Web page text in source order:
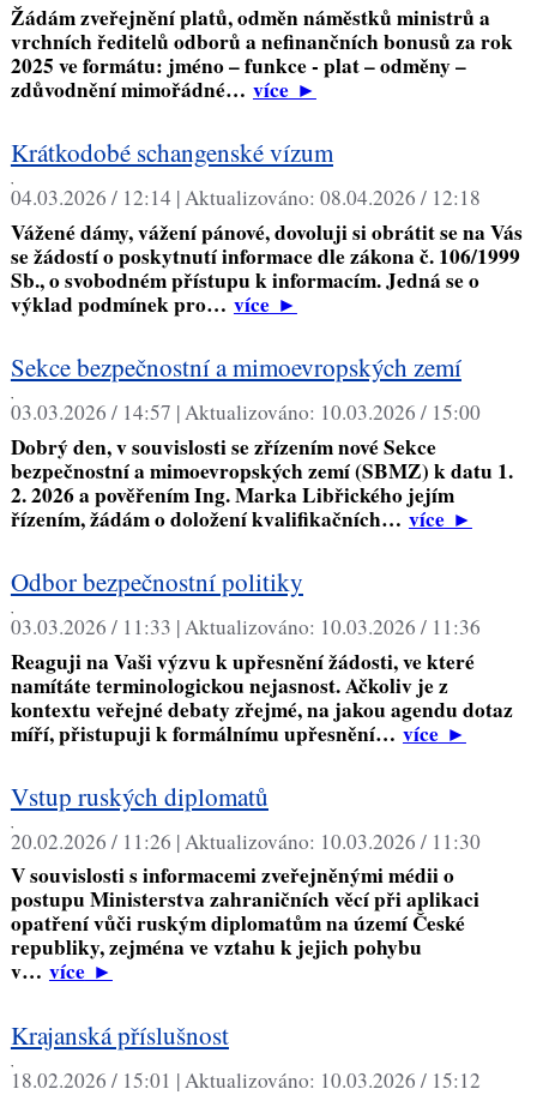
Žádám zveřejnění platů, odměn náměstků ministrů a
vrchních ředitelů odborů a nefinančních bonusů za rok
2025 ve formátu: jméno – funkce - plat – odměny –
zdůvodnění mimořádné… více►
Krátkodobé schangenské vízum
,
04.03.2026 / 12:14 |Aktualizováno: 08.04.2026 / 12:18
Vážené dámy, vážení pánové, dovoluji si obrátit se na Vás
se žádostí o poskytnutí informace dle zákona č. 106/1999
Sb., o svobodném přístupu k informacím. Jedná se o
výklad podmínek pro… více►
Sekce bezpečnostní a mimoevropských zemí
,
03.03.2026 / 14:57 |Aktualizováno: 10.03.2026 / 15:00
Dobrý den, v souvislosti se zřízením nové Sekce
bezpečnostní a mimoevropských zemí (SBMZ) k datu 1.
2. 2026 a pověřením Ing. Marka Libřického jejím
řízením, žádám o doložení kvalifikačních… více►
Odbor bezpečnostní politiky
,
03.03.2026 / 11:33 |Aktualizováno: 10.03.2026 / 11:36
Reaguji na Vaši výzvu k upřesnění žádosti, ve které
namítáte terminologickou nejasnost. Ačkoliv je z
kontextu veřejné debaty zřejmé, na jakou agendu dotaz
míří, přistupuji k formálnímu upřesnění… více►
Vstup ruských diplomatů
,
20.02.2026 / 11:26 |Aktualizováno: 10.03.2026 / 11:30
V souvislosti s informacemi zveřejněnými médii o
postupu Ministerstva zahraničních věcí při aplikaci
opatření vůči ruským diplomatům na území České
republiky, zejména ve vztahu k jejich pohybu
v… více►
Krajanská příslušnost
,
18.02.2026 / 15:01 |Aktualizováno: 10.03.2026 / 15:12